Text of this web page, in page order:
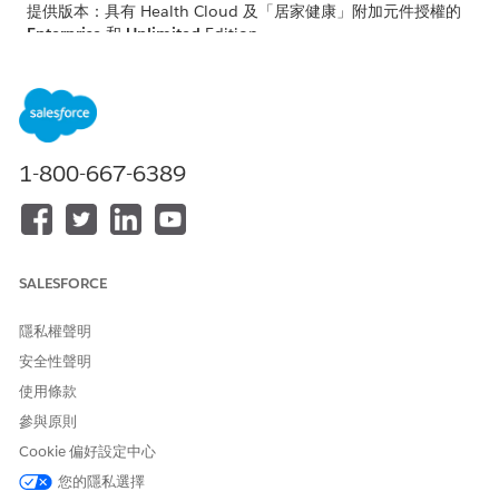
提供版本：具有 Health Cloud 及「居家健康」附加元件授權的
Enterprise 和 Unlimited Edition
將產品對應至工作類型:
按一下「
選取「
記錄。
進入「必要產品」,選取您要對應的產品。
輸入數量和測量單位。
請儲存您的變更。
同樣地,對應工作類型所需的所有產品。
1-800-667-6389
SALESFORCE
隱私權聲明
安全性聲明
使用條款
參與原則
Cookie 偏好設定中心
您的隱私選擇